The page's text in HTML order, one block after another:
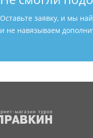
Оставьте заявку, и мы
и не навязываем